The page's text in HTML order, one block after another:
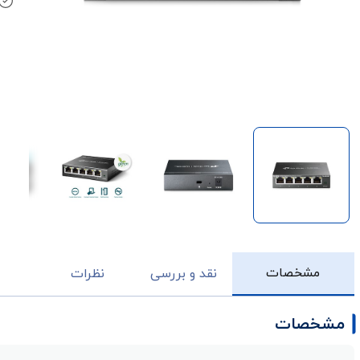
مشخصات نقد و بررسی نظرات
مشخصات